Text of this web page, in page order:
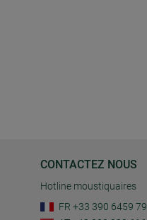
CONTACTEZ NOUS
Hotline moustiquaires
FR +33 390 6459 79